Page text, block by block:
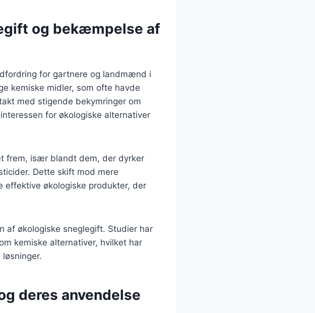
og bekæmpelse af
for gartnere og landmænd i
kemiske midler, som ofte havde
med stigende bekymringer om
for økologiske alternativer
frem, især blandt dem, der dyrker
Dette skift mod mere
økologiske produkter, der
af økologiske sneglegift. Studier har
kemiske alternativer, hvilket har
deres anvendelse